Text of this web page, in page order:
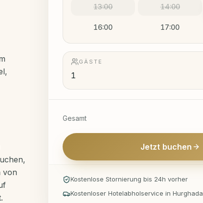
von
13:00 14:00
16:00 17:00
GÄSTE
Gesamt
Jetzt buchen
Kostenlose Stornierung bis 24h vorher
Kostenloser Hotelabholservice in Hurghada